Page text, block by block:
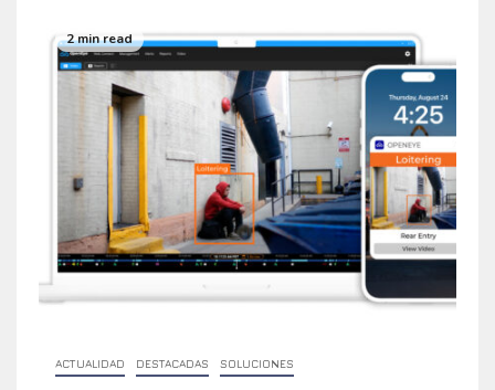
2 min read
ACTUALIDAD DESTACADAS SOLUCIONES